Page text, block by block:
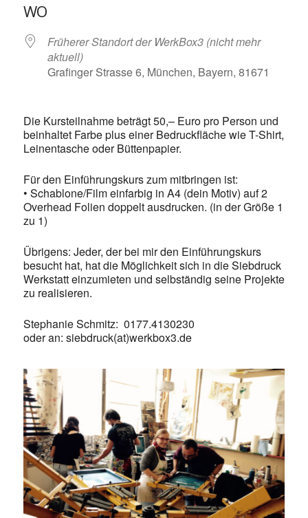
WO
Früherer Standort der WerkBox3 (nicht mehr
aktuell)
Grafinger Strasse 6, München, Bayern, 81671
Die Kursteilnahme beträgt 50,– Euro pro Person und
beinhaltet Farbe plus einer Bedruckfläche wie T-Shirt,
Leinentasche oder Büttenpapier.
Für den Einführungskurs zum mitbringen ist:
• Schablone/Film einfarbig in A4 (dein Motiv) auf 2
Overhead Folien doppelt ausdrucken. (in der Größe 1
zu 1)
Übrigens: Jeder, der bei mir den Einführungskurs
besucht hat, hat die Möglichkeit sich in die Siebdruck
Werkstatt einzumieten und selbständig seine Projekte
zu realisieren.
Stephanie Schmitz: 0177.4130230
oder an: siebdruck(at)werkbox3.de